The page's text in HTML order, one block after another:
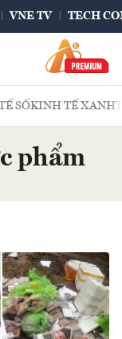
VNE TV TECH
SỐKINH TẾ XANH
phẩm